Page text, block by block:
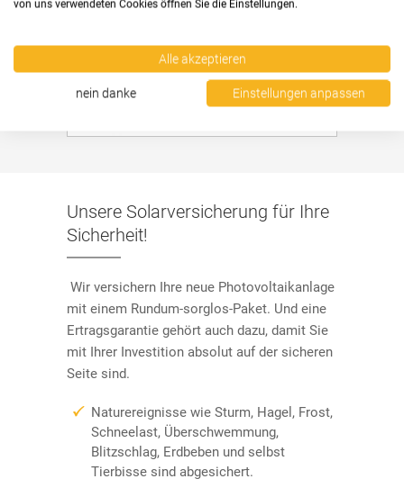
Unsere Solarversicherung für Ihre
Sicherheit!
Wir versichern Ihre neue Photovoltaikanlage
mit einem Rundum-sorglos-Paket. Und eine
Ertragsgarantie gehört auch dazu, damit Sie
mit Ihrer Investition absolut auf der sicheren
Seite sind.
Naturereignisse wie Sturm, Hagel, Frost,
Schneelast, Überschwemmung,
Blitzschlag, Erdbeben und selbst
Tierbisse sind abgesichert.
von uns verwendeten Cookies öffnen Sie die Einstellungen.
Alle akzeptieren
nein danke Einstellungen anpassen